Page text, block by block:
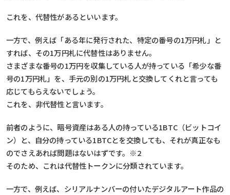
これを、代替性があるといいます。
一方で、例えば「ある年に発行された、特定の番号の1万円札」と
すれば、その1万円札に代替性はありません。
さまざまな番号の1万円を収集している人が持っている「希少な番
号の1万円札」を、手元の別の1万円札と交換してくれと言っても
応じてもらえないでしょう。
これを、非代替性と言います。
前者のように、暗号資産はある人の持っている1BTC（ビットコイ
ン）と、自分の持っている1BTCとを交換しても、それが真正なも
のでさえあれば問題はないはずです。※2
そのため、これは代替性トークンに分類されています。
一方で、例えば、シリアルナンバーの付いたデジタルアート作品の